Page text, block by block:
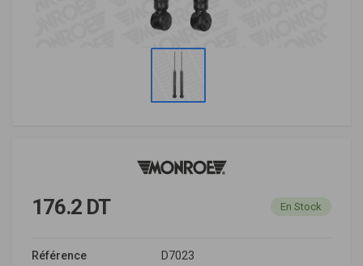
176.2 DT En Stock
Référence
D7023